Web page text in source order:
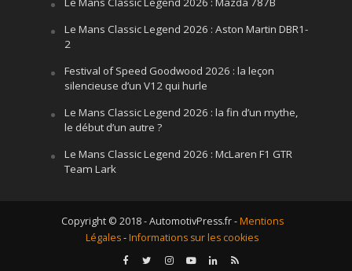
Le Mans Classic Legend 2026 : Aston Martin DBR1-
2
Festival of Speed Goodwood 2026 : la leçon
silencieuse d’un V12 qui hurle
Le Mans Classic Legend 2026 : la fin d’un mythe,
le début d’un autre ?
Le Mans Classic Legend 2026 : McLaren F1 GTR
Team Lark
Copyright © 2018 - AutomotivPress.fr -Mentions
Légales-Informations sur les cookies